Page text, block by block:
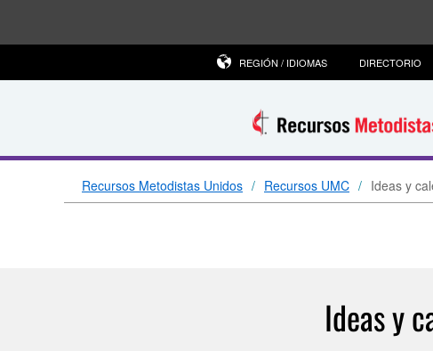
REGIÓN / IDIOMAS DIRECTORIO
Recursos Metodistas Unidos Recursos UMC Ideas y
Ideas y